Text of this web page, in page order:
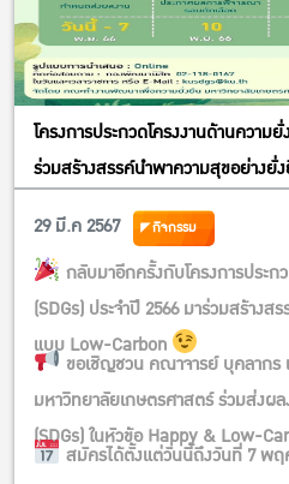
โครงการประกวดโครงงานด้านความ
ร่วมสร้างสรรค์นำพาความสุขอย่าง
29 มี.ค 2567
กิจกรรม
กลับมาอีกครั้งกับโครงการประก
(SDGs) ประจำปี 2566 มาร่วมสร้าง
แบบ Low-Carbon
ขอเชิญชวน คณาจารย์ บุคลาก
มหาวิทยาลัยเกษตรศาสตร์ ร่วมส่งผ
(SDGs) ในหัวข้อ Happy & Low-
สมัครได้ตั้งแต่วันนี้ถึงวันที่ 7 พฤ